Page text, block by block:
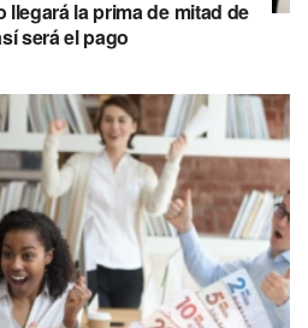
la prima de mitad de
será el pago